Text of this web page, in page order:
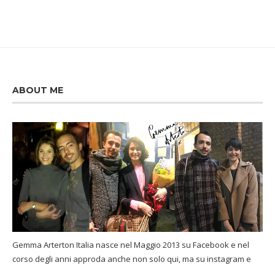
ABOUT ME
Gemma Arterton Italia nasce nel Maggio 2013 su Facebook e nel
corso degli anni approda anche non solo qui, ma su instagram e